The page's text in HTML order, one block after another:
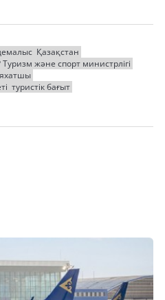
Қазақстан
Туризм және спорт министрлігі
туристік бағыт